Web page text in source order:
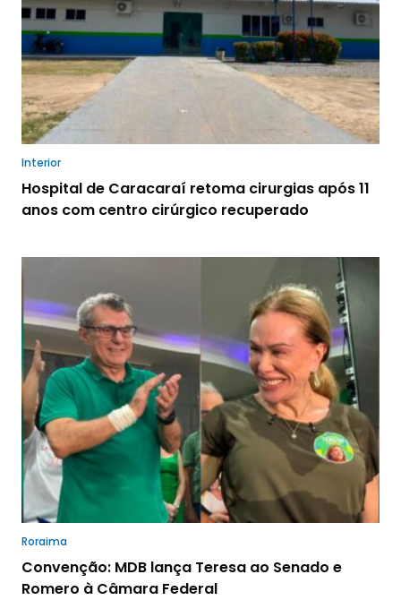
Interior
Hospital de Caracaraí retoma cirurgias após 11
anos com centro cirúrgico recuperado
Roraima
Convenção: MDB lança Teresa ao Senado e
Romero à Câmara Federal